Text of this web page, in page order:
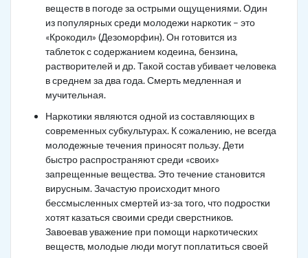
веществ в погоде за острыми ощущениями. Один
из популярных среди молодежи наркотик – это
«Крокодил» (Дезоморфин). Он готовится из
таблеток с содержанием кодеина, бензина,
растворителей и др. Такой состав убивает человека
в среднем за два года. Смерть медленная и
мучительная.
Наркотики являются одной из составляющих в
современных субкультурах. К сожалению, не всегда
молодежные течения приносят пользу. Дети
быстро распространяют среди «своих»
запрещенные вещества. Это течение становится
вирусным. Зачастую происходит много
бессмысленных смертей из-за того, что подростки
хотят казаться своими среди сверстников.
Завоевав уважение при помощи наркотических
веществ, молодые люди могут поплатиться своей